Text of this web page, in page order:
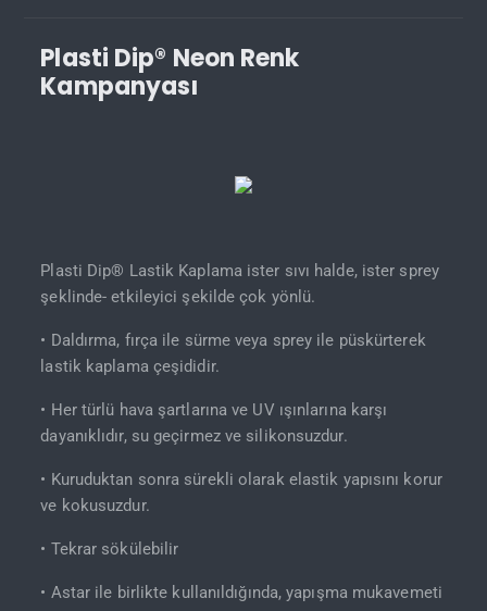
Plasti Dip® Neon Renk
Kampanyası
Plasti Dip® Lastik Kaplama ister sıvı halde, ister sprey
şeklinde- etkileyici şekilde çok yönlü.
• Daldırma, fırça ile sürme veya sprey ile püskürterek
lastik kaplama çeşididir.
• Her türlü hava şartlarına ve UV ışınlarına karşı
dayanıklıdır, su geçirmez ve silikonsuzdur.
• Kuruduktan sonra sürekli olarak elastik yapısını korur
ve kokusuzdur.
• Tekrar sökülebilir
• Astar ile birlikte kullanıldığında, yapışma mukavemeti